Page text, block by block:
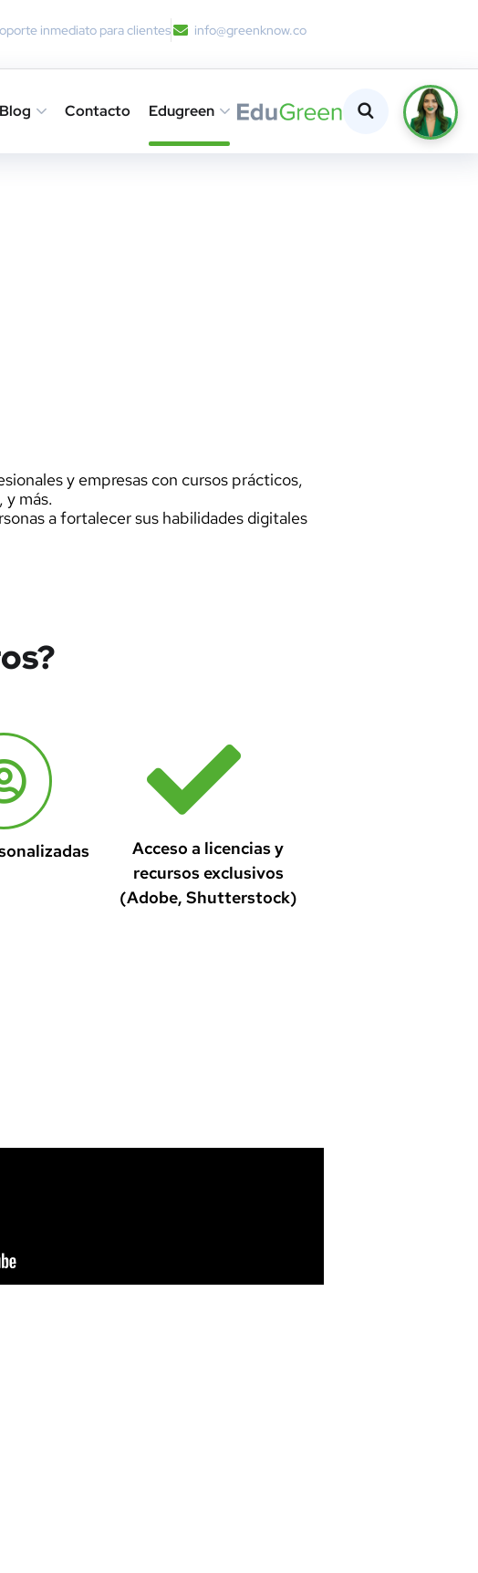
inmediato para clientes info@greenknow.co
Blog Contacto Edugreen
y empresas con cursos prácticos,
y más.
a fortalecer sus habilidades digitales
Acceso a licencias y
recursos exclusivos
(Adobe, Shutterstock)